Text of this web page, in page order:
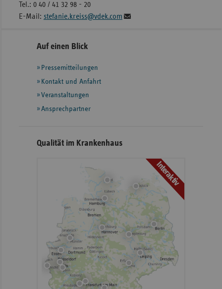
Tel.: 0 40 / 41 32 98 - 20
E-Mail: stefanie.kreiss@vdek.com
Seitennavigation
Seitenleiste
weiteren
Informationen
Auf einen Blick
Pressemitteilungen
Kontakt und Anfahrt
Veranstaltungen
Ansprechpartner
Qualität im Krankenhaus
Interaktiv